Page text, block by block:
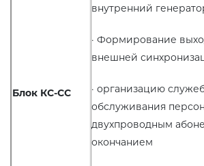
Блок КС-CC
внутренний
· Формирование
внешней
· организацию
обслуживания
двухпроводным
окончанием